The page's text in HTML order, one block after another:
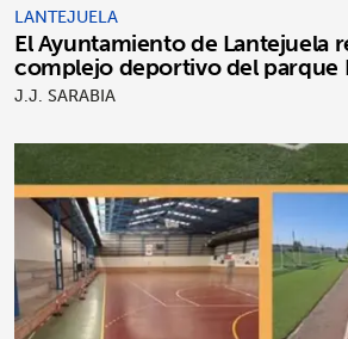
LANTEJUELA
El Ayuntamiento de Lantejuela
complejo deportivo del parque
J.J. SARABIA